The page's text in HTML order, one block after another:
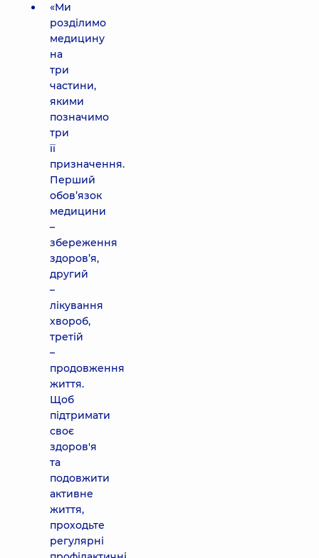
«Ми
розділимо
медицину
на
три
частини,
якими
позначимо
три
її
призначення.
Перший
обов’язок
медицини
–
збереження
здоров’я,
другий
–
лікування
хвороб,
третій
–
продовження
життя.
Щоб
підтримати
своє
здоров'я
та
подовжити
активне
життя,
проходьте
регулярні